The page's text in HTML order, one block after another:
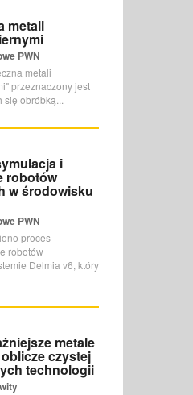
metali
PWN
metali
przeznaczony jest
obróbką...
i
robotów
w środowisku
PWN
proces
robotów
Delmia v6, który
metale
czystej
technologii